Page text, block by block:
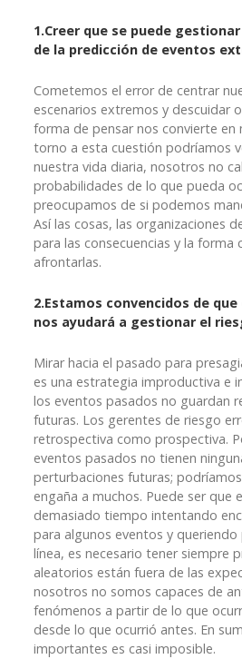
1.Creer que se puede
de la predicción de eventos
Cometemos el error de centrar
escenarios extremos y descuidar
forma de pensar nos convierte en
torno a esta cuestión podríamos
nuestra vida diaria, nosotros no
probabilidades de lo que pueda
preocupamos de si podemos
Así las cosas, las organizaciones
para las consecuencias y la forma
afrontarlas.
2.Estamos convencidos de
nos ayudará a gestionar el
Mirar hacia el pasado para
es una estrategia improductiva e
los eventos pasados no guardan
futuras. Los gerentes de riesgo
retrospectiva como prospectiva.
eventos pasados no tienen
perturbaciones futuras;
engaña a muchos. Puede ser que
demasiado tiempo intentando
para algunos eventos y
línea, es necesario tener siempre
aleatorios están fuera de las
nosotros no somos capaces de
fenómenos a partir de lo que
desde lo que ocurrió antes. En
importantes es casi imposible.